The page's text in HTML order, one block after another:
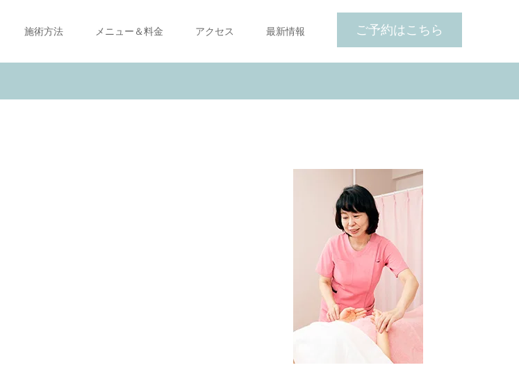
ご予約はこちら
施術方法 メニュー＆料金 アクセス 最新情報